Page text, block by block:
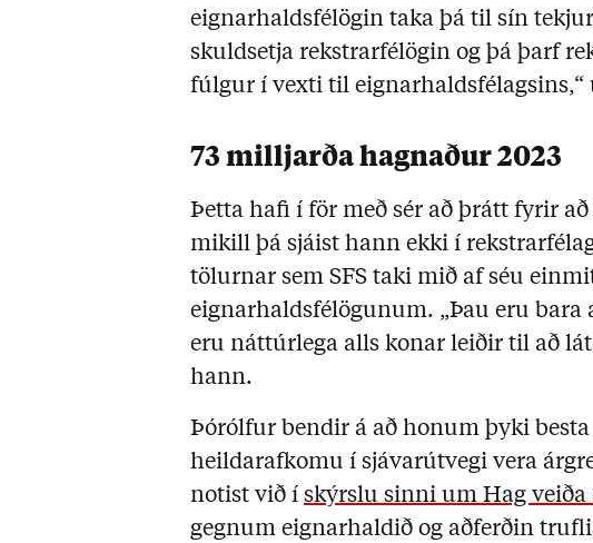
eignarhaldsfélögin taka þá til sín
skuldsetja rekstrarfélögin og þá þarf
fúlgur í vexti til
73 milljarða hagnaður 2023
Þetta hafi í för með sér að þrátt fyrir
mikill þá sjáist hann ekki í
tölurnar sem SFS taki mið af séu
eignarhaldsfélögunum. „Þau eru bara
eru náttúrlega alls konar leiðir til að
hann.
Þórólfur bendir á að honum þyki
heildarafkomu í sjávarútvegi vera
notist við ískýrslu sinni um Hag veiða
gegnum eignarhaldið og aðferðin